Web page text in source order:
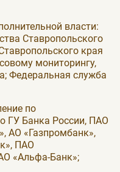
власти:
Ставропольского
края
мониторингу,
Федеральная служба
по
ГУ Банка России, ПАО
АО «Газпромбанк»,
ПАО
«Альфа-Банк»;